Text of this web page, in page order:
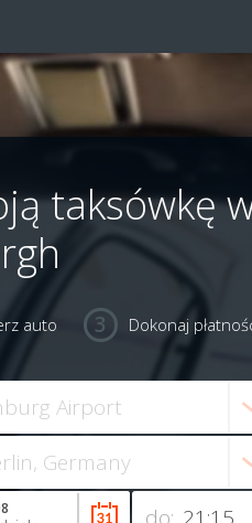
taksówkę
auto Dokonaj